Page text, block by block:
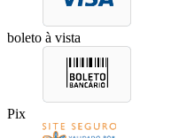
boleto à vista
Pix